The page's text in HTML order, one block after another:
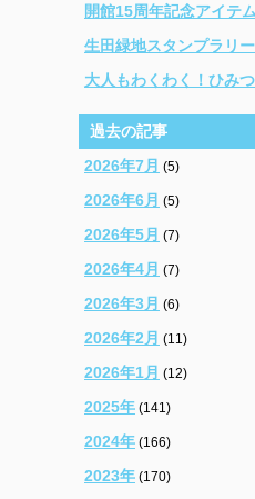
開館15周年記念アイテ
生田緑地スタンプラリ
大人もわくわく！ひみ
過去の記事
2026年7月 (5)
2026年6月 (5)
2026年5月 (7)
2026年4月 (7)
2026年3月 (6)
2026年2月 (11)
2026年1月 (12)
2025年 (141)
2024年 (166)
2023年 (170)